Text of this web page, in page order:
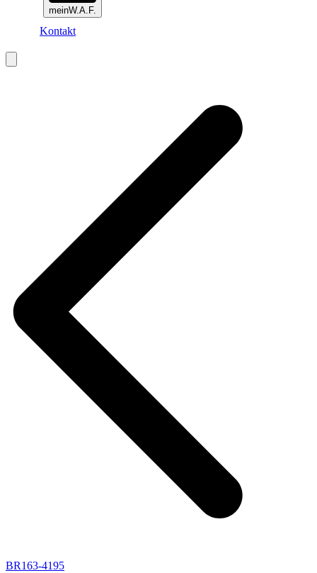
meinW.A.F.
Kontakt
BR163-4195